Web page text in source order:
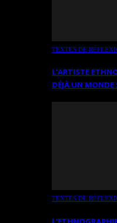
TEXTES DE
L’ARTISTE
DÉJÀ UN
TEXTES DE